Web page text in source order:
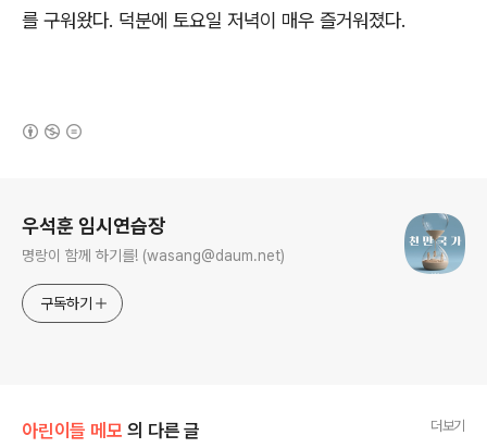
를 구워왔다. 덕분에 토요일 저녁이 매우 즐거워졌다.
우석훈 임시연습장
명랑이 함께 하기를! (wasang@daum.net)
구독하기
아린이들 메모 의 다른 글 더보기